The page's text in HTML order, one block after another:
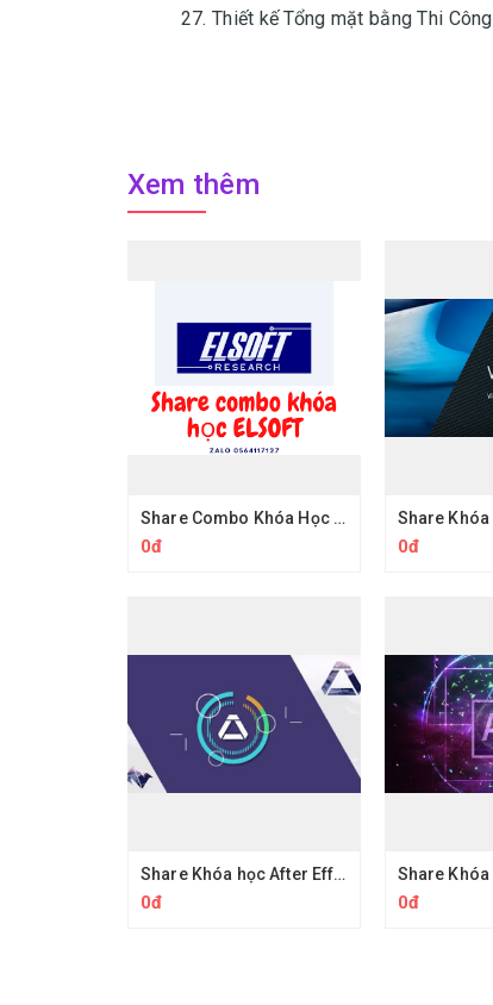
27. Thiết kế Tổng mặt bằng Thi Công
Xem thêm
Share Combo Khóa Học trên Elsoft.vn
0đ 0đ
Share Khóa học After Effects motion graphics phần 1
0đ 0đ